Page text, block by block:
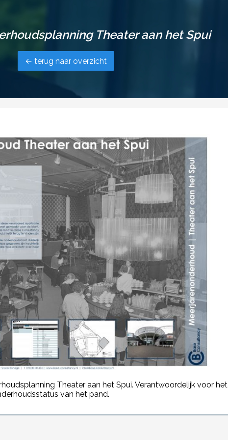
Theater aan het Spui
← terug naar overzicht
Theater aan het Spui. Verantwoordelijk voor het
van het pand.